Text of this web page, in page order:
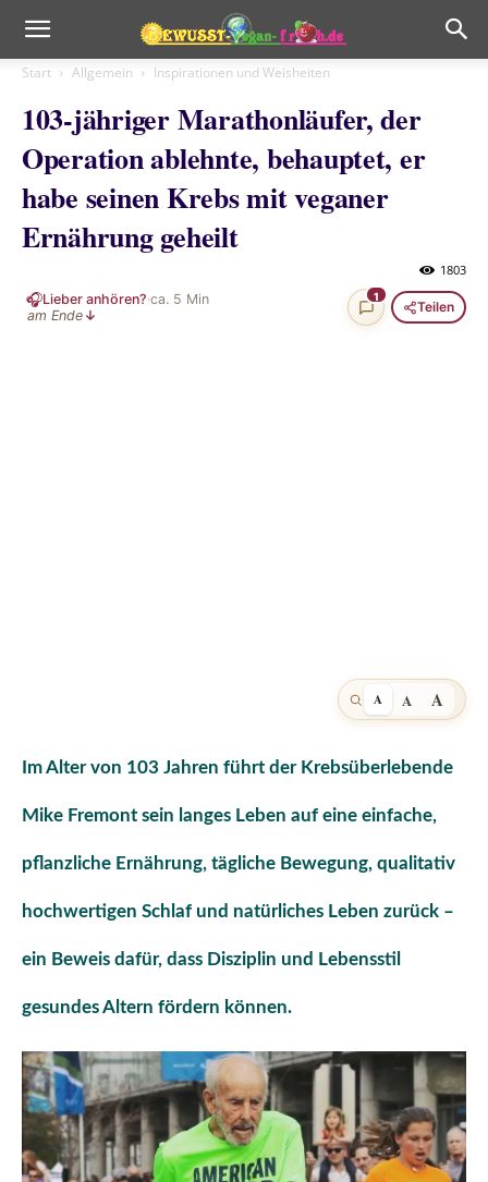
Start Allgemein Inspirationen und Weisheiten
103-jähriger Marathonläufer, der
Operation ablehnte, behauptet, er
habe seinen Krebs mit veganer
Ernährung geheilt
1803
🎧Lieber anhören?·ca. 5 Min
am Ende ↓
1
Teilen
A A A
Im Alter von 103 Jahren führt der Krebsüberlebende
Mike Fremont sein langes Leben auf eine einfache,
pflanzliche Ernährung, tägliche Bewegung, qualitativ
hochwertigen Schlaf und natürliches Leben zurück –
ein Beweis dafür, dass Disziplin und Lebensstil
gesundes Altern fördern können.